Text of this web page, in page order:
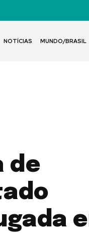
NOTÍCIAS MUNDO/BRASIL
de